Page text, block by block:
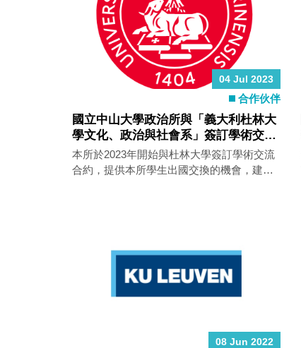
04 Jul 2023
合作伙伴
國立中山大學政治所與「義大利杜林大
學文化、政治與社會系」簽訂學術交流
合作協議書（2023～2027）
本所於2023年開始與杜林大學簽訂學術交流
合約，提供本所學生出國交換的機會，建立
08 Jun 2022